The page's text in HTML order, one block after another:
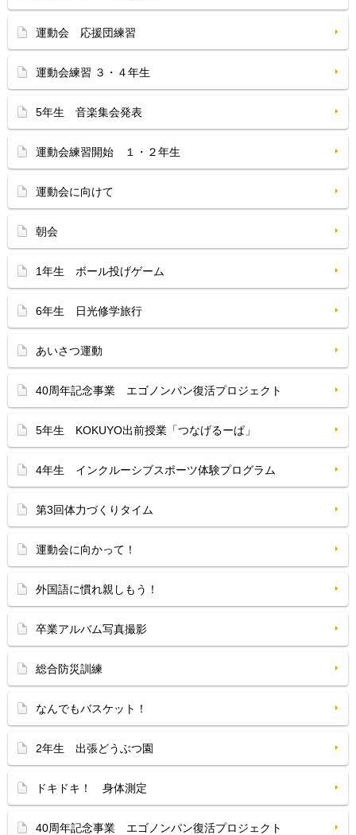
運動会 応援団練習
運動会練習 ３・４年生
5年生 音楽集会発表
運動会練習開始 １・２年生
運動会に向けて
朝会
1年生 ボール投げゲーム
6年生 日光修学旅行
あいさつ運動
40周年記念事業 エゴノンパン復活プロジェクト
5年生 KOKUYO出前授業「つなげるーぱ」
4年生 インクルーシブスポーツ体験プログラム
第3回体力づくりタイム
運動会に向かって！
外国語に慣れ親しもう！
卒業アルバム写真撮影
総合防災訓練
なんでもバスケット！
2年生 出張どうぶつ園
ドキドキ！ 身体測定
40周年記念事業 エゴノンパン復活プロジェクト